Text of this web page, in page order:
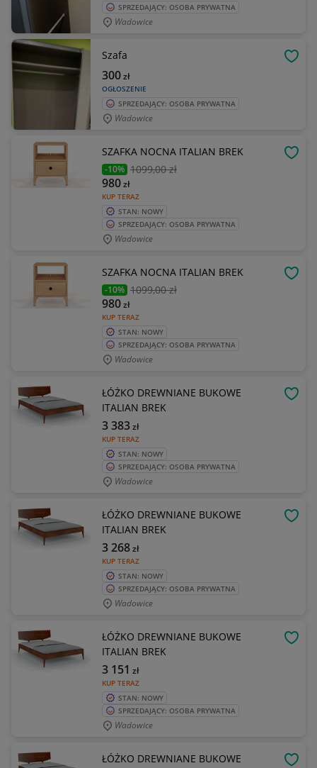
SPRZEDAJĄCY: OSOBA PRYWATNA
Wadowice
Szafa
OGŁOSZENIE
300zł
SPRZEDAJĄCY: OSOBA PRYWATNA
Wadowice
SZAFKA NOCNA ITALIAN BREK
-10% 1099,00 zł
KUP TERAZ
980zł
STAN: NOWY
SPRZEDAJĄCY: OSOBA PRYWATNA
Wadowice
SZAFKA NOCNA ITALIAN BREK
-10% 1099,00 zł
KUP TERAZ
980zł
STAN: NOWY
SPRZEDAJĄCY: OSOBA PRYWATNA
Wadowice
ŁÓŻKO DREWNIANE BUKOWE
ITALIAN BREK
KUP TERAZ
3 383zł
STAN: NOWY
SPRZEDAJĄCY: OSOBA PRYWATNA
Wadowice
ŁÓŻKO DREWNIANE BUKOWE
ITALIAN BREK
KUP TERAZ
3 268zł
STAN: NOWY
SPRZEDAJĄCY: OSOBA PRYWATNA
Wadowice
ŁÓŻKO DREWNIANE BUKOWE
ITALIAN BREK
KUP TERAZ
3 151 zł
STAN: NOWY
SPRZEDAJĄCY: OSOBA PRYWATNA
Wadowice
ŁÓŻKO DREWNIANE BUKOWE